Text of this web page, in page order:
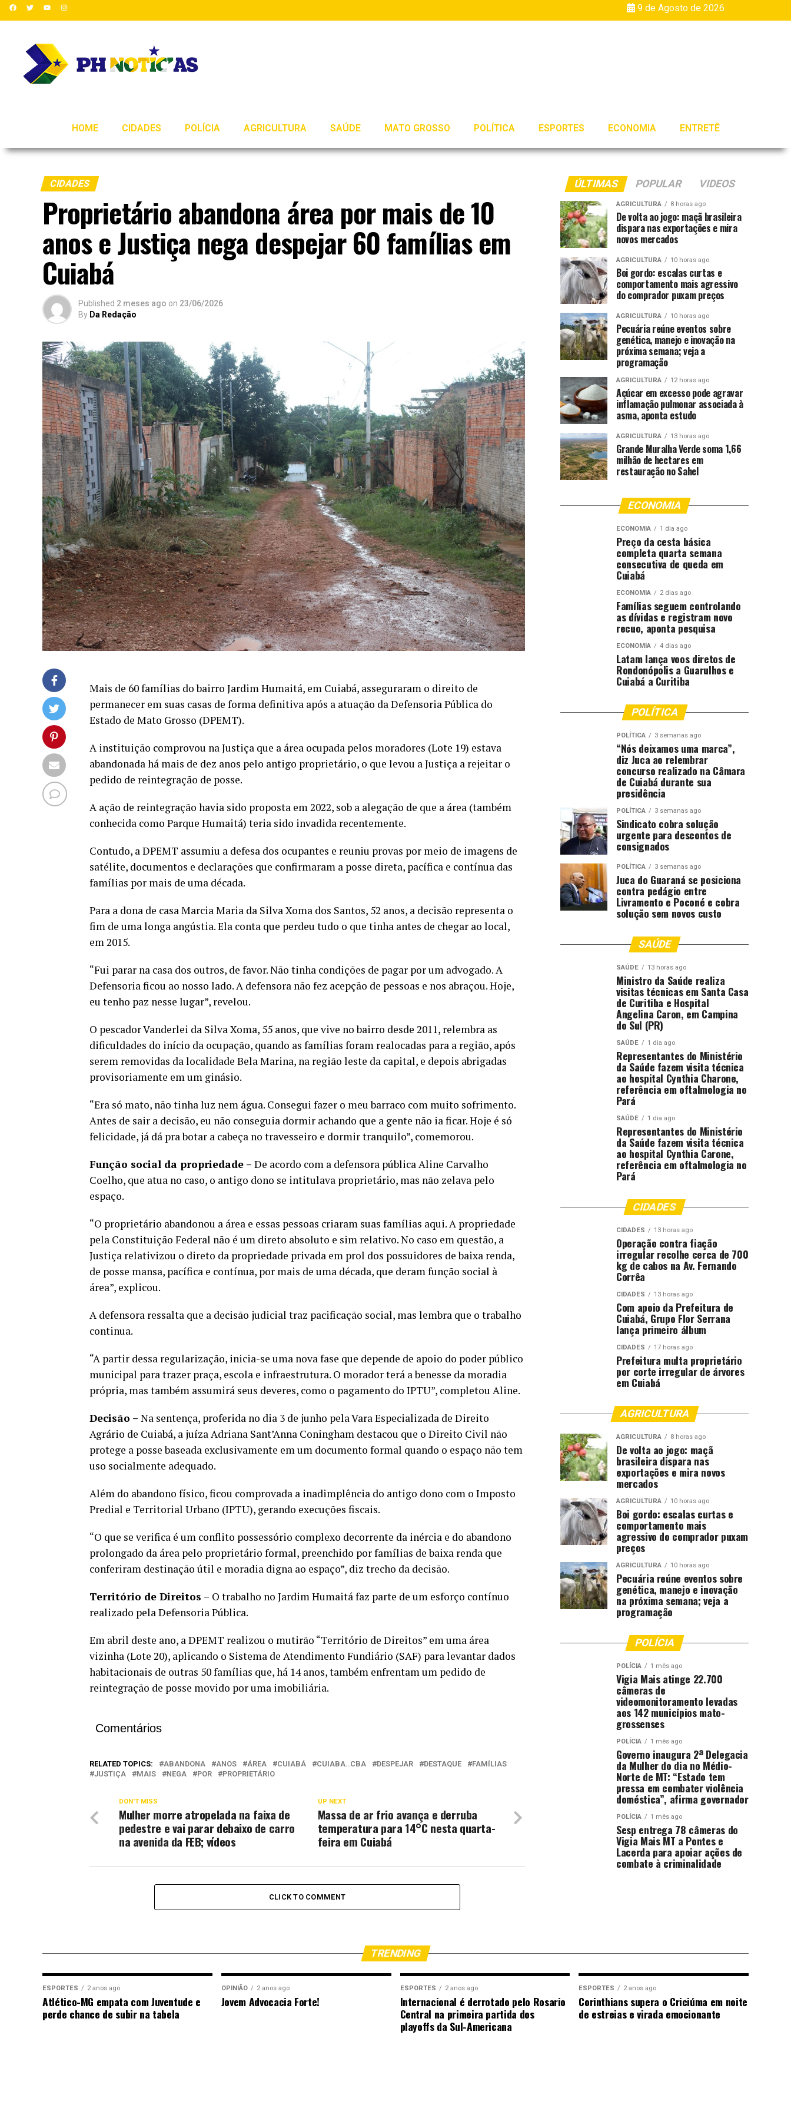
9 de Agosto de 2026
HOME CIDADES POLÍCIA AGRICULTURA SAÚDE MATO GROSSO POLÍTICA ESPORTES ECONOMIA ENTRETÊ
CIDADES
Proprietário abandona área por mais de 10
anos e Justiça nega despejar 60 famílias em
Cuiabá
Published 2 meses ago on 23/06/2026
By Da Redação
Mais de 60 famílias do bairro Jardim Humaitá, em Cuiabá, asseguraram o direito de
permanecer em suas casas de forma definitiva após a atuação da Defensoria Pública do
Estado de Mato Grosso (DPEMT).
A instituição comprovou na Justiça que a área ocupada pelos moradores (Lote 19) estava
abandonada há mais de dez anos pelo antigo proprietário, o que levou a Justiça a rejeitar o
pedido de reintegração de posse.
A ação de reintegração havia sido proposta em 2022, sob a alegação de que a área (também
conhecida como Parque Humaitá) teria sido invadida recentemente.
Contudo, a DPEMT assumiu a defesa dos ocupantes e reuniu provas por meio de imagens de
satélite, documentos e declarações que confirmaram a posse direta, pacífica e contínua das
famílias por mais de uma década.
Para a dona de casa Marcia Maria da Silva Xoma dos Santos, 52 anos, a decisão representa o
fim de uma longa angústia. Ela conta que perdeu tudo o que tinha antes de chegar ao local,
em 2015.
“Fui parar na casa dos outros, de favor. Não tinha condições de pagar por um advogado. A
Defensoria ficou ao nosso lado. A defensora não fez acepção de pessoas e nos abraçou. Hoje,
eu tenho paz nesse lugar”, revelou.
O pescador Vanderlei da Silva Xoma, 55 anos, que vive no bairro desde 2011, relembra as
dificuldades do início da ocupação, quando as famílias foram realocadas para a região, após
serem removidas da localidade Bela Marina, na região leste da capital, e depois abrigadas
provisoriamente em um ginásio.
“Era só mato, não tinha luz nem água. Consegui fazer o meu barraco com muito sofrimento.
Antes de sair a decisão, eu não conseguia dormir achando que a gente não ia ficar. Hoje é só
felicidade, já dá pra botar a cabeça no travesseiro e dormir tranquilo”, comemorou.
Função social da propriedade – De acordo com a defensora pública Aline Carvalho
Coelho, que atua no caso, o antigo dono se intitulava proprietário, mas não zelava pelo
espaço.
“O proprietário abandonou a área e essas pessoas criaram suas famílias aqui. A propriedade
pela Constituição Federal não é um direto absoluto e sim relativo. No caso em questão, a
Justiça relativizou o direto da propriedade privada em prol dos possuidores de baixa renda,
de posse mansa, pacífica e contínua, por mais de uma década, que deram função social à
área”, explicou.
A defensora ressalta que a decisão judicial traz pacificação social, mas lembra que o trabalho
continua.
“A partir dessa regularização, inicia-se uma nova fase que depende de apoio do poder público
municipal para trazer praça, escola e infraestrutura. O morador terá a benesse da moradia
própria, mas também assumirá seus deveres, como o pagamento do IPTU”, completou Aline.
Decisão – Na sentença, proferida no dia 3 de junho pela Vara Especializada de Direito
Agrário de Cuiabá, a juíza Adriana Sant’Anna Coningham destacou que o Direito Civil não
protege a posse baseada exclusivamente em um documento formal quando o espaço não tem
uso socialmente adequado.
Além do abandono físico, ficou comprovada a inadimplência do antigo dono com o Imposto
Predial e Territorial Urbano (IPTU), gerando execuções fiscais.
“O que se verifica é um conflito possessório complexo decorrente da inércia e do abandono
prolongado da área pelo proprietário formal, preenchido por famílias de baixa renda que
conferiram destinação útil e moradia digna ao espaço”, diz trecho da decisão.
Território de Direitos – O trabalho no Jardim Humaitá faz parte de um esforço contínuo
realizado pela Defensoria Pública.
Em abril deste ano, a DPEMT realizou o mutirão “Território de Direitos” em uma área
vizinha (Lote 20), aplicando o Sistema de Atendimento Fundiário (SAF) para levantar dados
habitacionais de outras 50 famílias que, há 14 anos, também enfrentam um pedido de
reintegração de posse movido por uma imobiliária.
Comentários
RELATED TOPICS: ABANDONA ANOS ÁREA CUIABÁ CUIABA..CBA DESPEJAR DESTAQUE
FAMÍLIAS
JUSTIÇA
MAIS NEGA POR PROPRIETÁRIO
UP NEXT
Massa de ar frio avança e derruba
temperatura para 14°C nesta quarta-
feira em Cuiabá
DON'T MISS
Mulher morre atropelada na faixa de
pedestre e vai parar debaixo de carro
na avenida da FEB; vídeos
CLICK TO COMMENT
ÚLTIMAS POPULAR VIDEOS
AGRICULTURA 8 horas ago
De volta ao jogo: maçã brasileira
dispara nas exportações e mira
novos mercados
AGRICULTURA 10 horas ago
Boi gordo: escalas curtas e
comportamento mais agressivo
do comprador puxam preços
AGRICULTURA 10 horas ago
Pecuária reúne eventos sobre
genética, manejo e inovação na
próxima semana; veja a
programação
AGRICULTURA 12 horas ago
Açúcar em excesso pode agravar
inflamação pulmonar associada à
asma, aponta estudo
AGRICULTURA 13 horas ago
Grande Muralha Verde soma 1,66
milhão de hectares em
restauração no Sahel
ECONOMIA
ECONOMIA 1 dia ago
Preço da cesta básica
completa quarta semana
consecutiva de queda em
Cuiabá
ECONOMIA 2 dias ago
Famílias seguem controlando
as dívidas e registram novo
recuo, aponta pesquisa
ECONOMIA 4 dias ago
Latam lança voos diretos de
Rondonópolis a Guarulhos e
Cuiabá a Curitiba
POLÍTICA
POLÍTICA 3 semanas ago
“Nós deixamos uma marca”,
diz Juca ao relembrar
concurso realizado na Câmara
de Cuiabá durante sua
presidência
POLÍTICA 3 semanas ago
Sindicato cobra solução
urgente para descontos de
consignados
POLÍTICA 3 semanas ago
Juca do Guaraná se posiciona
contra pedágio entre
Livramento e Poconé e cobra
solução sem novos custo
SAÚDE
SAÚDE 13 horas ago
Ministro da Saúde realiza
visitas técnicas em Santa Casa
de Curitiba e Hospital
Angelina Caron, em Campina
do Sul (PR)
SAÚDE 1 dia ago
Representantes do Ministério
da Saúde fazem visita técnica
ao hospital Cynthia Charone,
referência em oftalmologia no
Pará
SAÚDE 1 dia ago
Representantes do Ministério
da Saúde fazem visita técnica
ao hospital Cynthia Carone,
referência em oftalmologia no
Pará
CIDADES
CIDADES 13 horas ago
Operação contra fiação
irregular recolhe cerca de 700
kg de cabos na Av. Fernando
Corrêa
CIDADES 13 horas ago
Com apoio da Prefeitura de
Cuiabá, Grupo Flor Serrana
lança primeiro álbum
CIDADES 17 horas ago
Prefeitura multa proprietário
por corte irregular de árvores
em Cuiabá
AGRICULTURA
AGRICULTURA 8 horas ago
De volta ao jogo: maçã
brasileira dispara nas
exportações e mira novos
mercados
AGRICULTURA 10 horas ago
Boi gordo: escalas curtas e
comportamento mais
agressivo do comprador puxam
preços
AGRICULTURA 10 horas ago
Pecuária reúne eventos sobre
genética, manejo e inovação
na próxima semana; veja a
programação
POLÍCIA
POLÍCIA 1 mês ago
Vigia Mais atinge 22.700
câmeras de
videomonitoramento levadas
aos 142 municípios mato-
grossenses
POLÍCIA 1 mês ago
Governo inaugura 2ª Delegacia
da Mulher do dia no Médio-
Norte de MT: “Estado tem
pressa em combater violência
doméstica”, afirma governador
POLÍCIA 1 mês ago
Sesp entrega 78 câmeras do
Vigia Mais MT a Pontes e
Lacerda para apoiar ações de
combate à criminalidade
TRENDING
ESPORTES 2 anos ago
Atlético-MG empata com Juventude e
perde chance de subir na tabela
OPINIÃO 2 anos ago
Jovem Advocacia Forte!
ESPORTES 2 anos ago
Internacional é derrotado pelo Rosario
Central na primeira partida dos
playoffs da Sul-Americana
ESPORTES 2 anos ago
Corinthians supera o Criciúma em noite
de estreias e virada emocionante